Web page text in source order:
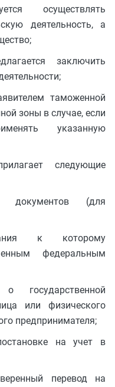
осуществлять
деятельность, а
заключить
таможенной
зоны в случае, если
указанную
следующие
документов (для
к которому
федеральным
государственной
или физического
предпринимателя;
на учет в
перевод на